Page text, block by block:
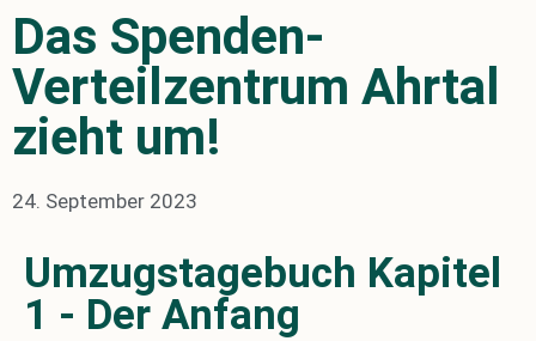
Das Spenden-
Verteilzentrum Ahrtal
zieht um!
24. September 2023
Umzugstagebuch Kapitel
1 - Der Anfang